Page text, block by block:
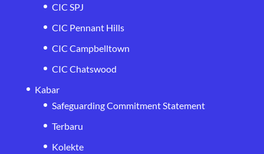
CIC SPJ
CIC Pennant Hills
CIC Campbelltown
CIC Chatswood
Kabar
Safeguarding Commitment Statement
Terbaru
Kolekte